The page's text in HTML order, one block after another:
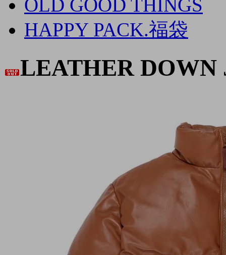
OLD GOOD THINGS
HAPPY PACK.福袋
LEATHER DOWN